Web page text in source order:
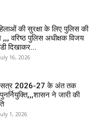
की सुरक्षा के लिए पुलिस की
,,, वरिष्ठ पुलिस अधीक्षक विजय
दिखाकर...
16, 2026
सत्र 2026-27 के अंत तक
ने जारी की
1, 2026